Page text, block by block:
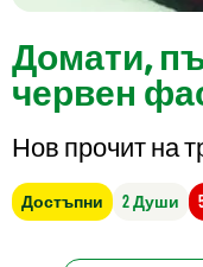
Домати,
червен
Нов прочит на
Достъпни 2 Души